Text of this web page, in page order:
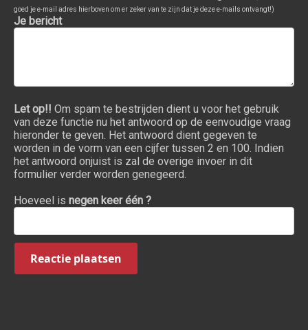
goed je e-mail adres hierboven om er zeker van te zijn dat je deze e-mails ontvangt!)
Je bericht
Let op!! Om spam te bestrijden dient u voor het gebruik
van deze functie nu het antwoord op de eenvoudige vraag
hieronder te geven. Het antwoord dient gegeven te
worden in de vorm van een cijfer tussen 2 en 100. Indien
het antwoord onjuist is zal de overige invoer in dit
formulier verder worden genegeerd.
Hoeveel is negen keer één ?
Reactie plaatsen